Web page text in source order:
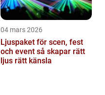
04 mars 2026
Ljuspaket för scen, fest
och event så skapar rätt
ljus rätt känsla